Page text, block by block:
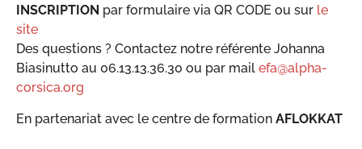
INSCRIPTION par formulaire via QR CODE ou sur le
site
Des questions ? Contactez notre référente Johanna
Biasinutto au 06.13.13.36.30 ou par mail efa@alpha-
corsica.org
En partenariat avec le centre de formation AFLOKKAT